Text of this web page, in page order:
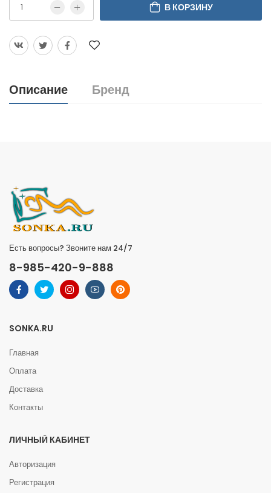
В КОРЗИНУ
Описание Бренд
Есть вопросы? Звоните нам 24/7
8-985-420-9-888
SONKA.RU
Главная
Оплата
Доставка
Контакты
ЛИЧНЫЙ КАБИНЕТ
Авторизация
Регистрация